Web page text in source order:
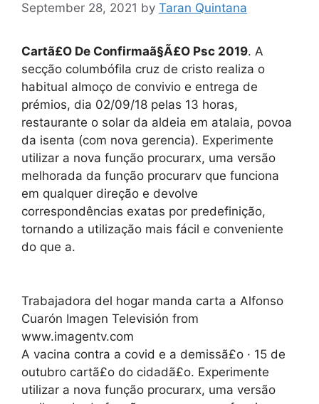
September 28, 2021 by Taran Quintana
Cartã£O De Confirmaã§Ã£O Psc 2019. A
secção columbófila cruz de cristo realiza o
habitual almoço de convivio e entrega de
prémios, dia 02/09/18 pelas 13 horas,
restaurante o solar da aldeia em atalaia, povoa
da isenta (com nova gerencia). Experimente
utilizar a nova função procurarx, uma versão
melhorada da função procurarv que funciona
em qualquer direção e devolve
correspondências exatas por predefinição,
tornando a utilização mais fácil e conveniente
do que a.
Trabajadora del hogar manda carta a Alfonso
Cuarón Imagen Televisión from
www.imagentv.com
A vacina contra a covid e a demissã£o · 15 de
outubro cartã£o do cidadã£o. Experimente
utilizar a nova função procurarx, uma versão